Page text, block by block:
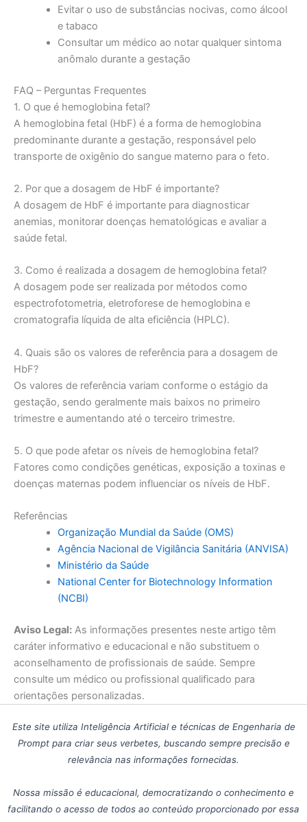
Evitar o uso de substâncias nocivas, como álcool
e tabaco
Consultar um médico ao notar qualquer sintoma
anômalo durante a gestação
FAQ – Perguntas Frequentes
1. O que é hemoglobina fetal?
A hemoglobina fetal (HbF) é a forma de hemoglobina
predominante durante a gestação, responsável pelo
transporte de oxigênio do sangue materno para o feto.
2. Por que a dosagem de HbF é importante?
A dosagem de HbF é importante para diagnosticar
anemias, monitorar doenças hematológicas e avaliar a
saúde fetal.
3. Como é realizada a dosagem de hemoglobina fetal?
A dosagem pode ser realizada por métodos como
espectrofotometria, eletroforese de hemoglobina e
cromatografia líquida de alta eficiência (HPLC).
4. Quais são os valores de referência para a dosagem de
HbF?
Os valores de referência variam conforme o estágio da
gestação, sendo geralmente mais baixos no primeiro
trimestre e aumentando até o terceiro trimestre.
5. O que pode afetar os níveis de hemoglobina fetal?
Fatores como condições genéticas, exposição a toxinas e
doenças maternas podem influenciar os níveis de HbF.
Referências
Organização Mundial da Saúde (OMS)
Agência Nacional de Vigilância Sanitária (ANVISA)
Ministério da Saúde
National Center for Biotechnology Information
(NCBI)
Aviso Legal: As informações presentes neste artigo têm
caráter informativo e educacional e não substituem o
aconselhamento de profissionais de saúde. Sempre
consulte um médico ou profissional qualificado para
orientações personalizadas.
Este site utiliza Inteligência Artificial e técnicas de Engenharia de
Prompt para criar seus verbetes, buscando sempre precisão e
relevância nas informações fornecidas.
Nossa missão é educacional, democratizando o conhecimento e
facilitando o acesso de todos ao conteúdo proporcionado por essa